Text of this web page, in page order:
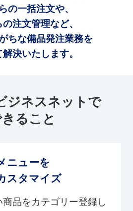
の一括注文や、
注文管理など、
ちな備品発注業務を
決いたします。
ジネスネットで
ること
ニューを
スタマイズ
品をカテゴリー登録し